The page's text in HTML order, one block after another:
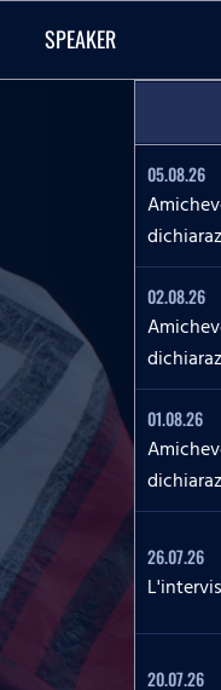
SPEAKER
05.08.26
02.08.26
01.08.26
26.07.26
20.07.26